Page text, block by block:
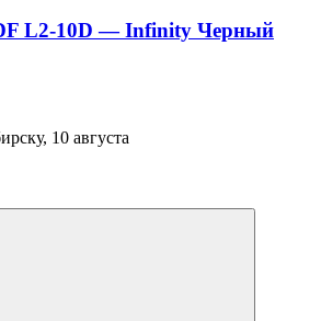
L2-10D — Infinity Черный
10 августа